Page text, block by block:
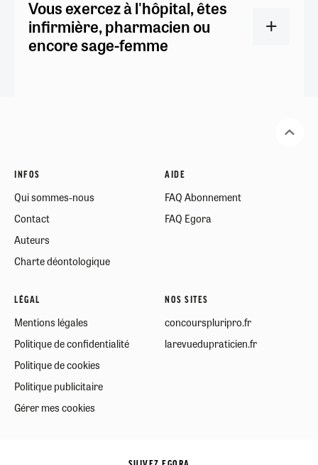
Vous exercez à l'hôpital, êtes
infirmière, pharmacien ou
encore sage-femme
INFOS
Qui sommes-nous
Contact
Auteurs
Charte déontologique
AIDE
FAQ Abonnement
FAQ Egora
LÉGAL
Mentions légales
Politique de confidentialité
Politique de cookies
Politique publicitaire
Gérer mes cookies
NOS SITES
concourspluripro.fr
larevuedupraticien.fr